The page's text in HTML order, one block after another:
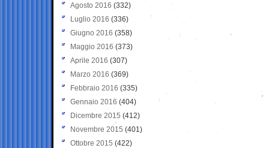
Agosto 2016 (332)
Luglio 2016 (336)
Giugno 2016 (358)
Maggio 2016 (373)
Aprile 2016 (307)
Marzo 2016 (369)
Febbraio 2016 (335)
Gennaio 2016 (404)
Dicembre 2015 (412)
Novembre 2015 (401)
Ottobre 2015 (422)